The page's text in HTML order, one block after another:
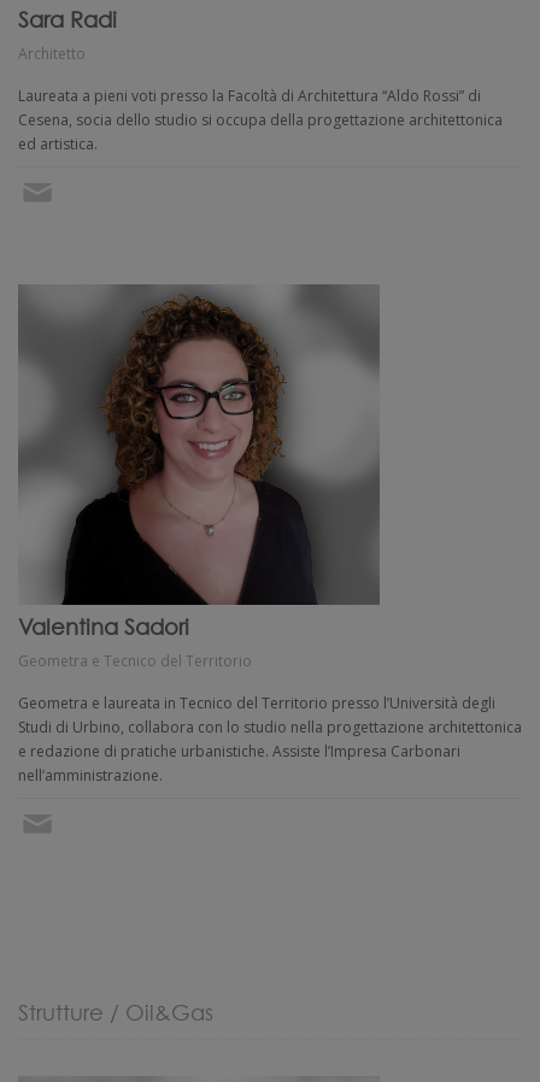
Sara Radi
Architetto
Laureata a pieni voti presso la Facoltà di Architettura “Aldo Rossi” di
Cesena, socia dello studio si occupa della progettazione architettonica
ed artistica.
Valentina Sadori
Geometra e Tecnico del Territorio
Geometra e laureata in Tecnico del Territorio presso l’Università degli
Studi di Urbino, collabora con lo studio nella progettazione architettonica
e redazione di pratiche urbanistiche. Assiste l’Impresa Carbonari
nell’amministrazione.
Strutture / Oil&Gas